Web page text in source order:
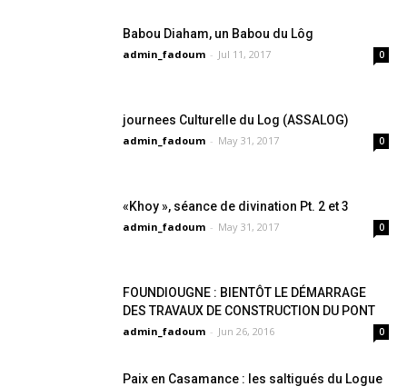
Babou Diaham, un Babou du Lôg
admin_fadoum - Jul 11, 2017 0
journees Culturelle du Log (ASSALOG)
admin_fadoum - May 31, 2017 0
«Khoy », séance de divination Pt. 2 et 3
admin_fadoum - May 31, 2017 0
FOUNDIOUGNE : BIENTÔT LE DÉMARRAGE
DES TRAVAUX DE CONSTRUCTION DU PONT
admin_fadoum - Jun 26, 2016 0
Paix en Casamance : les saltigués du Logue